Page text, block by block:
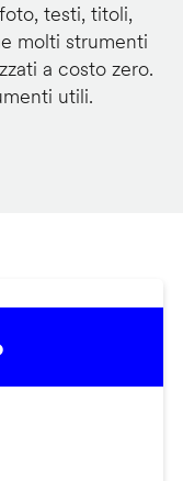
testi, titoli,
molti strumenti
a costo zero.
utili.